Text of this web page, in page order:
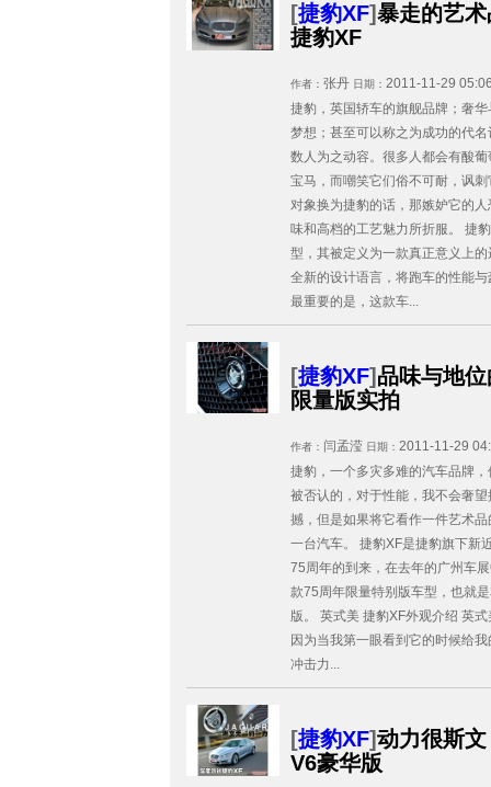
[捷豹XF]暴走的艺
捷豹XF
作者： 张丹 日期： 2011-11-29
捷豹，英国轿车的旗舰品牌；奢
梦想；甚至可以称之为成功的代
数人为之动容。很多人都会有酸
宝马，而嘲笑它们俗不可耐，讽
对象换为捷豹的话，那嫉妒它的
味和高档的工艺魅力所折服。 捷
型，其被定义为一款真正意义上
全新的设计语言，将跑车的性能
最重要的是，这款车...
[捷豹XF]品味与地
限量版实拍
作者： 闫孟滢 日期： 2011-11-29
捷豹，一个多灾多难的汽车品牌
被否认的，对于性能，我不会奢
撼，但是如果将它看作一件艺术
一台汽车。 捷豹XF是捷豹旗下新
75周年的到来，在去年的广州车
款75周年限量特别版车型，也就
版。 英式美 捷豹XF外观介绍 英
因为当我第一眼看到它的时候给
冲击力...
[捷豹XF]动力很斯
V6豪华版